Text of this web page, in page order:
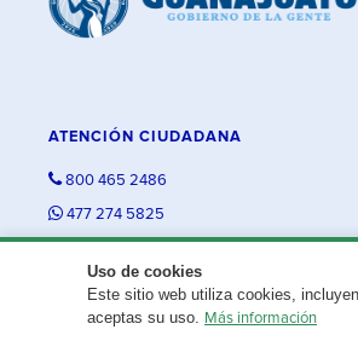
Uso de cookies
Este sitio web utiliza cookies,
aceptas su uso. Más información
ATENCIÓN CIUDADANA
800 465 2486
477 274 5825
¿Existe algún problema con esta página?